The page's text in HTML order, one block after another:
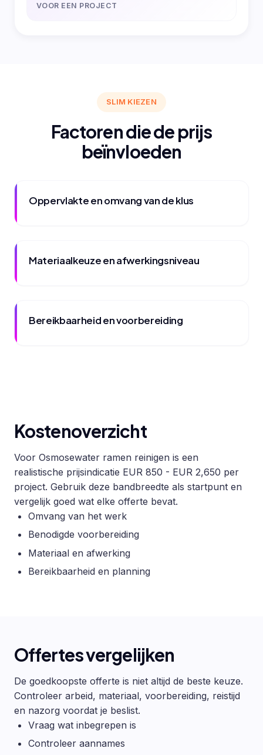
VOOR EEN PROJECT
SLIM KIEZEN
Factoren die de prijs
beïnvloeden
Oppervlakte en omvang van de klus
Materiaalkeuze en afwerkingsniveau
Bereikbaarheid en voorbereiding
Kostenoverzicht
Voor Osmosewater ramen reinigen is een
realistische prijsindicatie EUR 850 - EUR 2,650 per
project. Gebruik deze bandbreedte als startpunt en
vergelijk goed wat elke offerte bevat.
Omvang van het werk
Benodigde voorbereiding
Materiaal en afwerking
Bereikbaarheid en planning
Offertes vergelijken
De goedkoopste offerte is niet altijd de beste keuze.
Controleer arbeid, materiaal, voorbereiding, reistijd
en nazorg voordat je beslist.
Vraag wat inbegrepen is
Controleer aannames